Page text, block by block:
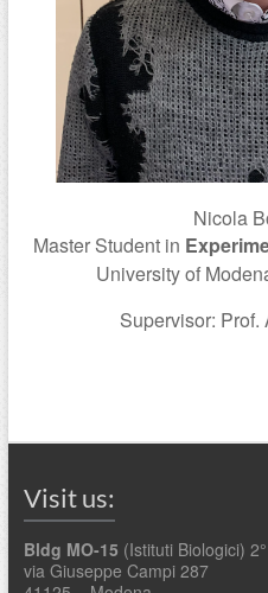
Nicola
Master Student in
University of
Supervisor:
Visit us:
Bldg MO-15 (Istituti Biologici)
via Giuseppe Campi 287